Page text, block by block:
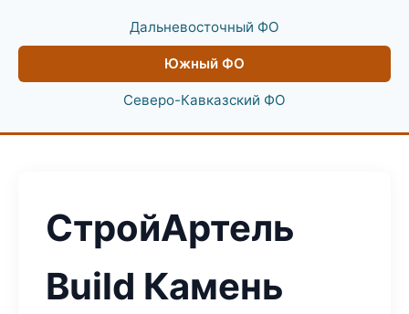
Дальневосточный ФО
Южный ФО
Северо-Кавказский ФО
СтройАртель
Build Камень